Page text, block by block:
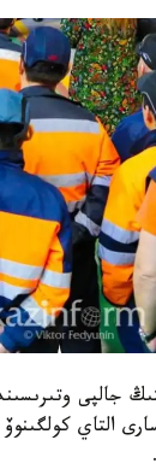
جالپى
التاي